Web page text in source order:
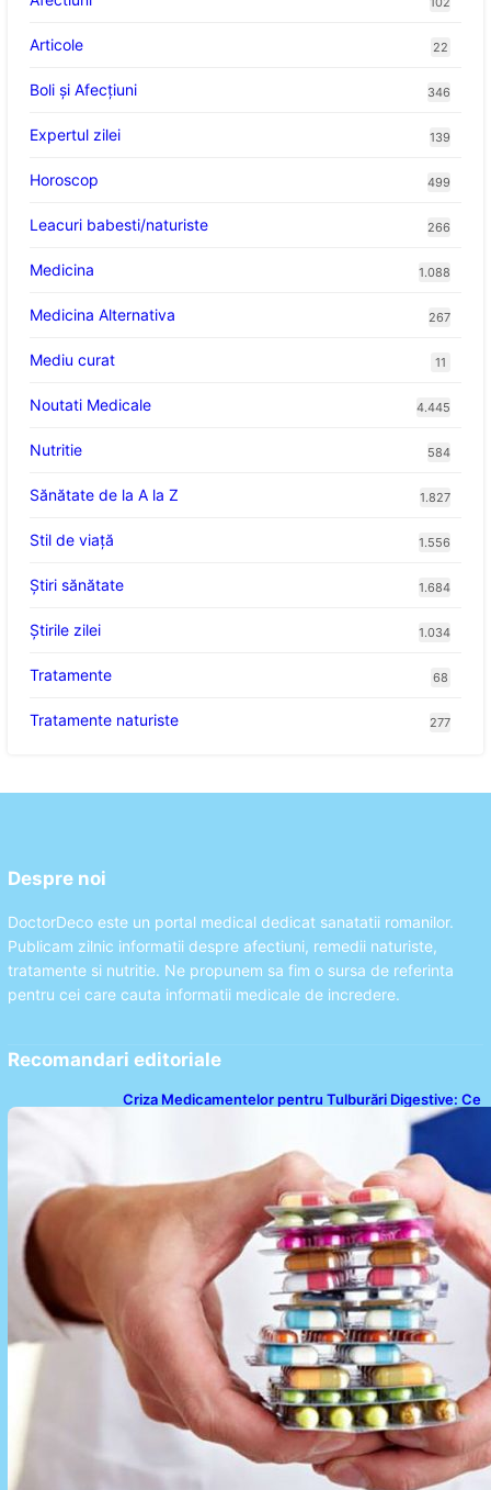
Articole 22
Boli și Afecțiuni 346
Expertul zilei 139
Horoscop 499
Leacuri babesti/naturiste 266
Medicina 1.088
Medicina Alternativa 267
Mediu curat 11
Noutati Medicale 4.445
Nutritie 584
Sănătate de la A la Z 1.827
Stil de viaţă 1.556
Ştiri sănătate 1.684
Știrile zilei 1.034
Tratamente 68
Tratamente naturiste 277
Despre noi
DoctorDeco este un portal medical dedicat sanatatii romanilor.
Publicam zilnic informatii despre afectiuni, remedii naturiste,
tratamente si nutritie. Ne propunem sa fim o sursa de referinta
pentru cei care cauta informatii medicale de incredere.
Recomandari editoriale
Criza Medicamentelor pentru Tulburări Digestive: Ce
Înseamnă Suspendarea Colebil și Panzcebil pentru